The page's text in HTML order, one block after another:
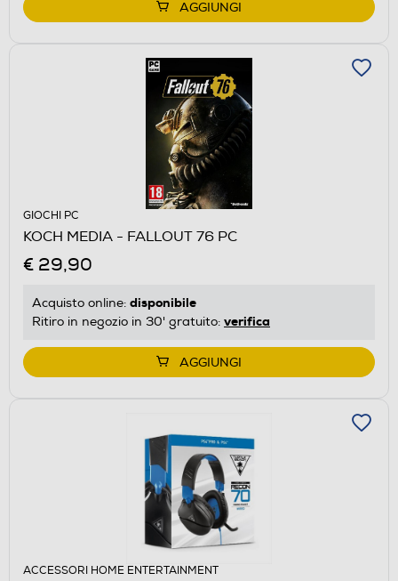
AGGIUNGI
GIOCHI PC
KOCH MEDIA - FALLOUT 76 PC
€ 29,90
Acquisto online: disponibile
Ritiro in negozio in 30' gratuito: verifica
AGGIUNGI
ACCESSORI HOME ENTERTAINMENT